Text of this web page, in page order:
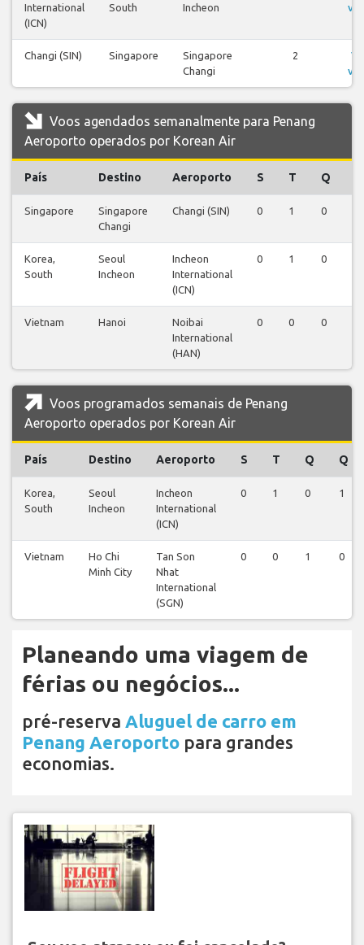
International
(ICN)
South
Incheon
Changi (SIN) Singapore
Singapore
Changi
2
Voos agendados semanalmente para Penang
Aeroporto operados por Korean Air
País Destino Aeroporto S T Q
Singapore
Singapore
Changi
Changi (SIN) 0 1 0
Korea,
South
Seoul
Incheon
Incheon
International
(ICN)
0 1 0
Vietnam Hanoi
Noibai
International
(HAN)
0 0 0
Voos programados semanais de Penang
Aeroporto operados por Korean Air
País Destino Aeroporto S T Q Q
Korea,
South
Seoul
Incheon
Incheon
International
(ICN)
0 1 0 1
Vietnam
Ho Chi
Minh City
Tan Son
Nhat
International
(SGN)
0 0 1 0
Planeando uma viagem de
férias ou negócios...
pré-reserva Aluguel de carro em
Penang Aeroporto para grandes
economias.